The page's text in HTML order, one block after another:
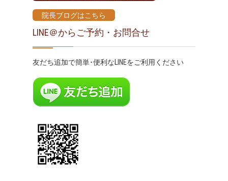
院長ブログはこちら
LINE＠からご予約・お問合せ
友だち追加で簡単･便利なLINEをご利用ください